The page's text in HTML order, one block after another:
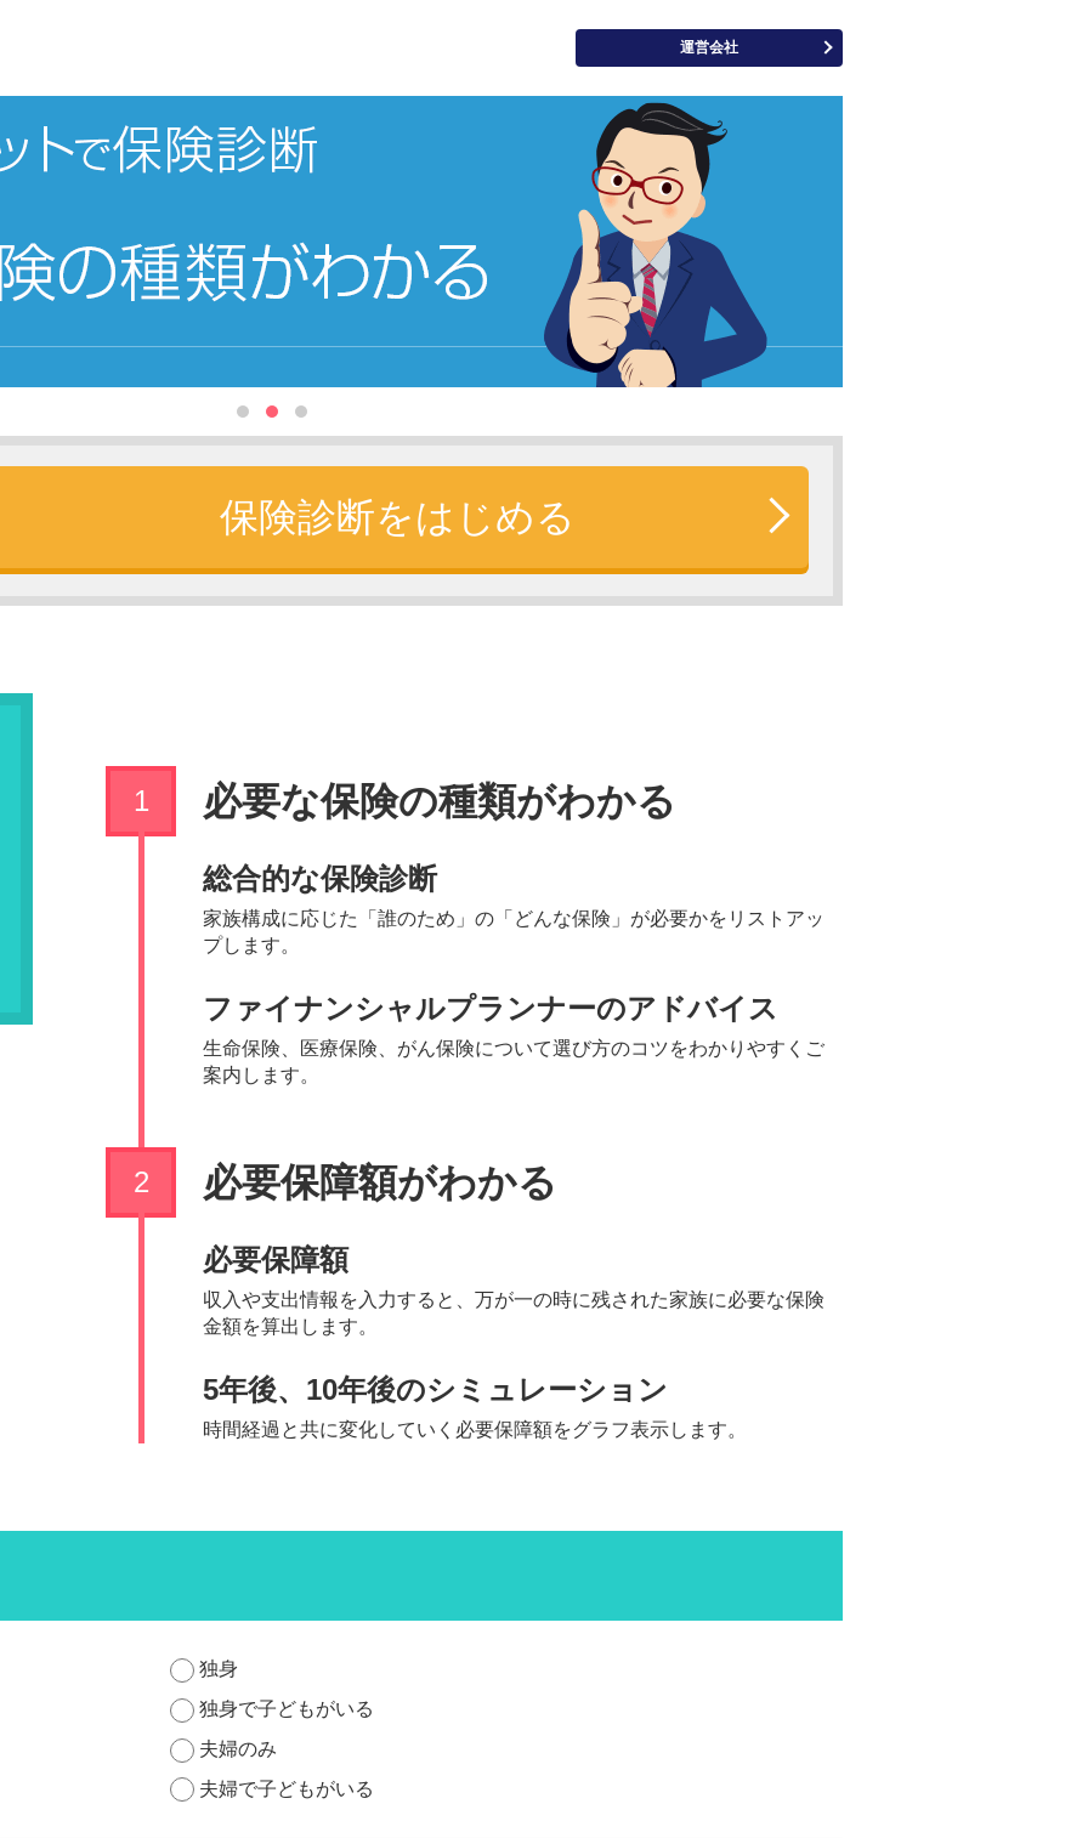
運営会社
保険診断をはじめる
必要な保険の種類がわかる
総合的な保険診断
家族構成に応じた「誰のため」の「どんな保険」が必要かをリストアッ
プします。
ファイナンシャルプランナーのアドバイス
生命保険、医療保険、がん保険について選び方のコツをわかりやすくご
案内します。
必要保障額がわかる
必要保障額
収入や支出情報を入力すると、万が一の時に残された家族に必要な保険
金額を算出します。
5年後、10年後のシミュレーション
時間経過と共に変化していく必要保障額をグラフ表示します。
独身
独身で子どもがいる
夫婦のみ
夫婦で子どもがいる